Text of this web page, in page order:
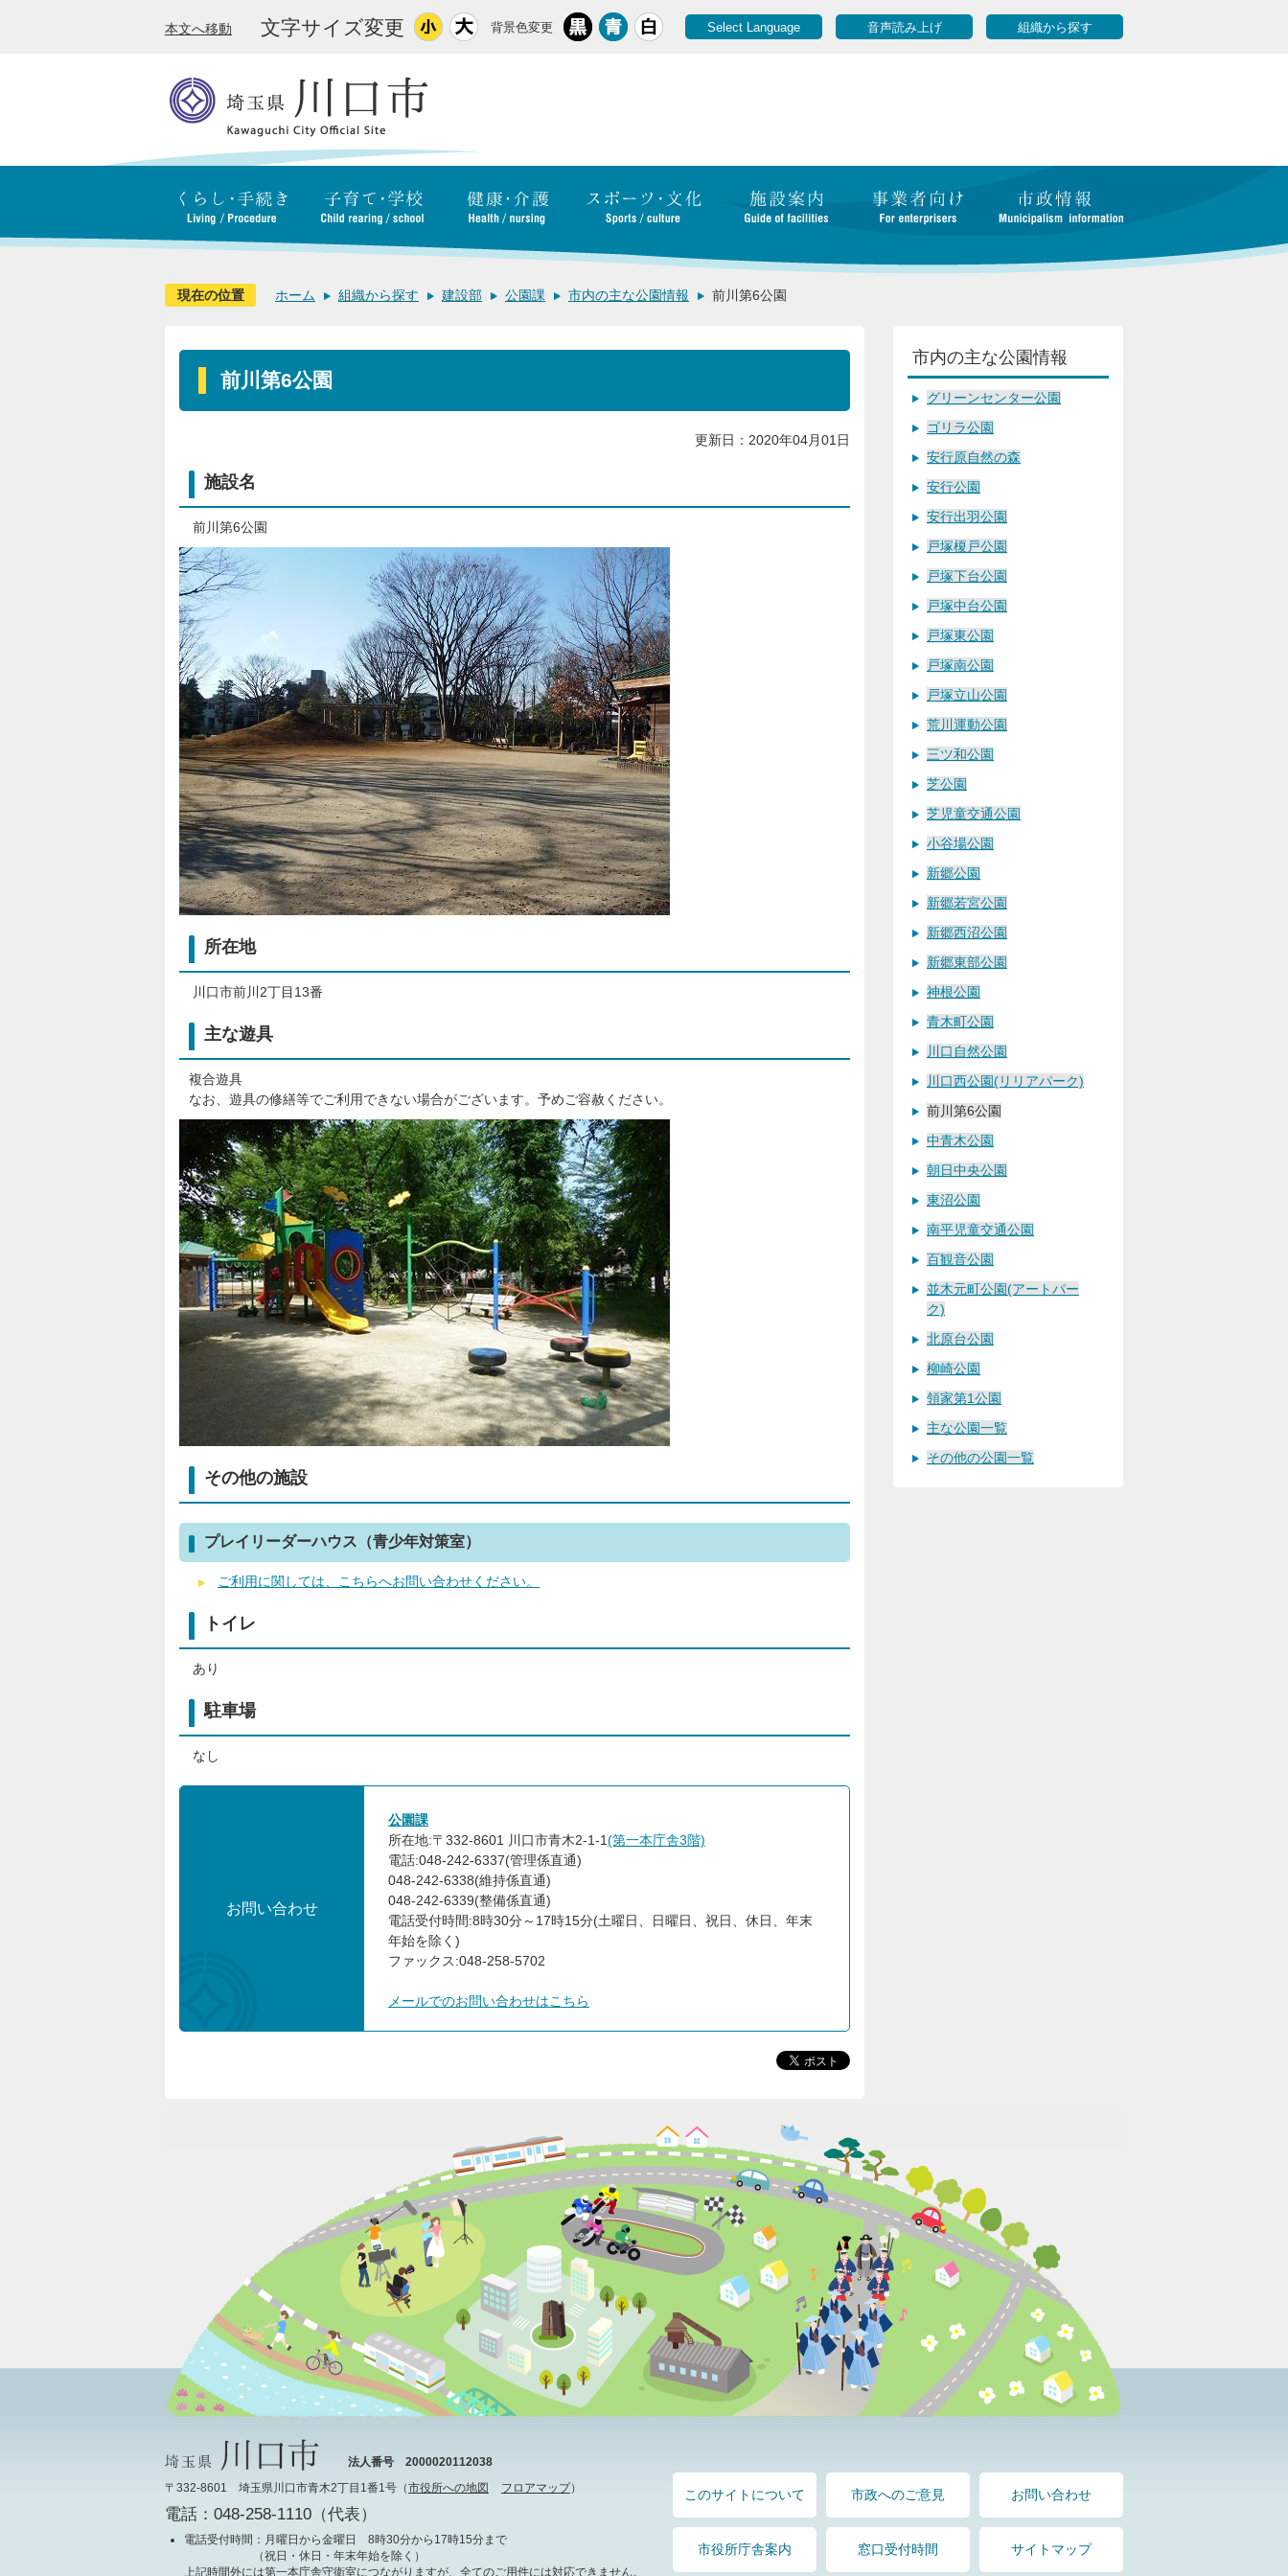
本文へ移動 文字サイズ変更 背景色変更 Select Language 音声読み上げ 組織から探す
現在の位置 ホーム 組織から探す 建設部 公園課 市内の主な公園情報 前川第6公園
前川第6公園
更新日：2020年04月01日
施設名
前川第6公園
所在地
川口市前川2丁目13番
主な遊具
複合遊具
なお、遊具の修繕等でご利用できない場合がございます。予めご容赦ください。
その他の施設
プレイリーダーハウス（青少年対策室）
ご利用に関しては、こちらへお問い合わせください。
トイレ
あり
駐車場
なし
お問い合わせ
公園課
所在地:〒332-8601 川口市青木2-1-1(第一本庁舎3階)
電話:048-242-6337(管理係直通)
048-242-6338(維持係直通)
048-242-6339(整備係直通)
電話受付時間:8時30分～17時15分(土曜日、日曜日、祝日、休日、年末
年始を除く)
ファックス:048-258-5702
メールでのお問い合わせはこちら
市内の主な公園情報
グリーンセンター公園
ゴリラ公園
安行原自然の森
安行公園
安行出羽公園
戸塚榎戸公園
戸塚下台公園
戸塚中台公園
戸塚東公園
戸塚南公園
戸塚立山公園
荒川運動公園
三ツ和公園
芝公園
芝児童交通公園
小谷場公園
新郷公園
新郷若宮公園
新郷西沼公園
新郷東部公園
神根公園
青木町公園
川口自然公園
川口西公園(リリアパーク)
前川第6公園
中青木公園
朝日中央公園
東沼公園
南平児童交通公園
百観音公園
並木元町公園(アートパー
ク)
北原台公園
柳崎公園
領家第1公園
主な公園一覧
その他の公園一覧
法人番号 2000020112038
〒332-8601 埼玉県川口市青木2丁目1番1号（市役所への地図 フロアマップ）
電話：048-258-1110（代表）
電話受付時間 ：月曜日から金曜日 8時30分から17時15分まで
（祝日・休日・年末年始を除く）
上記時間外には第一本庁舎守衛室につながりますが、全てのご用件には対応できません。
このサイトについて 市政へのご意見 お問い合わせ
市役所庁舎案内 窓口受付時間 サイトマップ